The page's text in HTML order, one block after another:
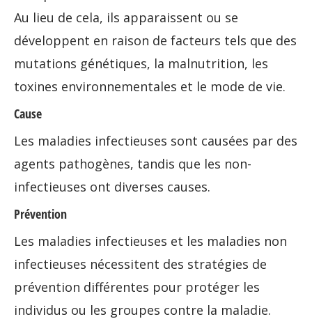
Au lieu de cela, ils apparaissent ou se
développent en raison de facteurs tels que des
mutations génétiques, la malnutrition, les
toxines environnementales et le mode de vie.
Cause
Les maladies infectieuses sont causées par des
agents pathogènes, tandis que les non-
infectieuses ont diverses causes.
Prévention
Les maladies infectieuses et les maladies non
infectieuses nécessitent des stratégies de
prévention différentes pour protéger les
individus ou les groupes contre la maladie.